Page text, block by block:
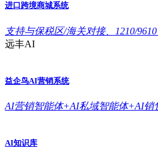
进口跨境商城系统
支持与保税区/海关对接、1210/
远丰AI
益企鸟AI营销系统
AI营销智能体+AI私域智能体+AI销
AI知识库